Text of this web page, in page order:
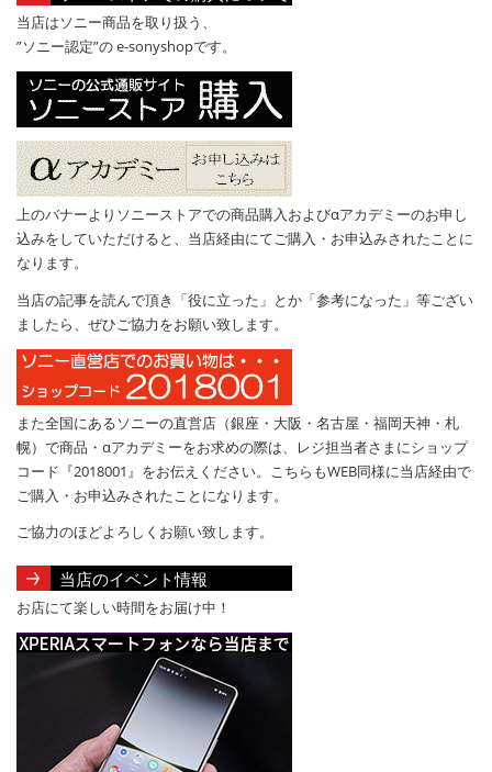
当店はソニー商品を取り扱う、
”ソニー認定”の e-sonyshopです。
上のバナーよりソニーストアでの商品購入およびαアカデミーのお申し
込みをしていただけると、当店経由にてご購入・お申込みされたことに
なります。
当店の記事を読んで頂き「役に立った」とか「参考になった」等ござい
ましたら、ぜひご協力をお願い致します。
また全国にあるソニーの直営店（銀座・大阪・名古屋・福岡天神・札
幌）で商品・αアカデミーをお求めの際は、レジ担当者さまにショップ
コード『2018001』をお伝えください。こちらもWEB同様に当店経由で
ご購入・お申込みされたことになります。
ご協力のほどよろしくお願い致します。
当店のイベント情報
お店にて楽しい時間をお届け中！